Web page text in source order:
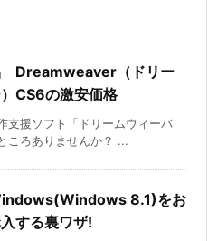
Dreamweaver（ドリー
CS6の激安価格
支援ソフト「ドリームウィーバ
ころありませんか？ ...
8.1)をお
する裏ワザ!